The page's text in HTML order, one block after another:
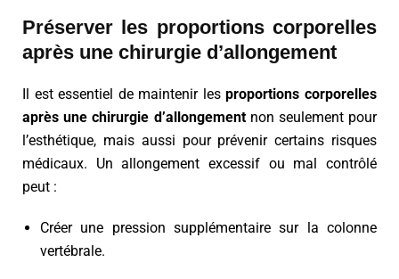
Préserver les proportions corporelles
après une chirurgie d’allongement
Il est essentiel de maintenir lesproportions corporelles
après une chirurgie d’allongementnon seulement pour
l’esthétique, mais aussi pour prévenir certains risques
médicaux. Un allongement excessif ou mal contrôlé
peut :
Créer une pression supplémentaire sur la colonne
vertébrale.